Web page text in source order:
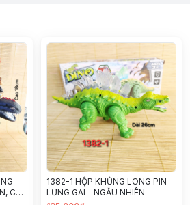
CÓ
1382-1 HỘP KHỦNG LONG PIN
LƯNG GAI - NGẪU NHIÊN